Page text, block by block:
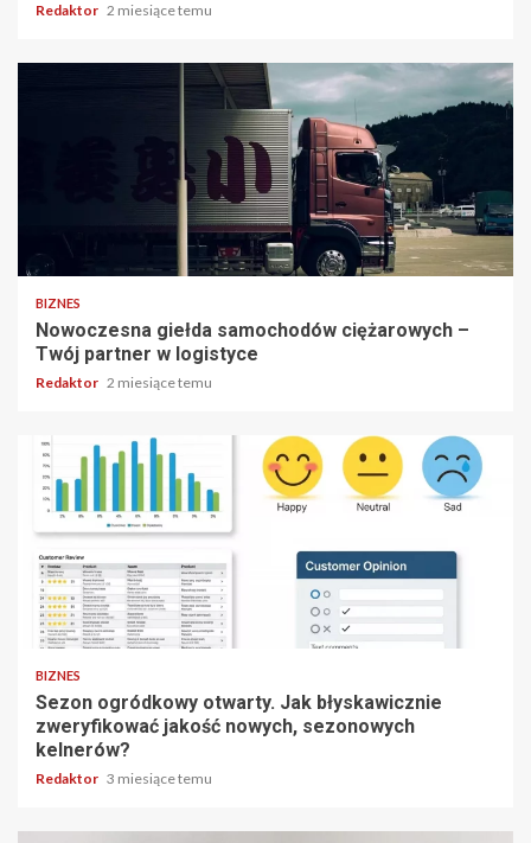
Redaktor 2 miesiące temu
2 min odczytu
BIZNES
Nowoczesna giełda samochodów ciężarowych –
Twój partner w logistyce
Redaktor 2 miesiące temu
5 min odczytu
BIZNES
Sezon ogródkowy otwarty. Jak błyskawicznie
zweryfikować jakość nowych, sezonowych
kelnerów?
Redaktor 3 miesiące temu